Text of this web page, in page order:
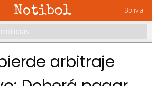
Notibol Bolivia
arbitraje